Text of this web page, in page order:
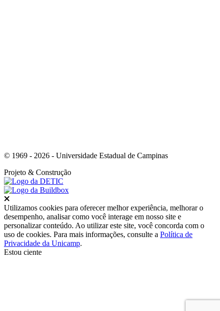
© 1969 - 2026 - Universidade Estadual de Campinas
Projeto & Construção
Utilizamos cookies para oferecer melhor experiência, melhorar o
desempenho, analisar como você interage em nosso site e
personalizar conteúdo. Ao utilizar este site, você concorda com o
uso de cookies. Para mais informações, consulte a Política de
Privacidade da Unicamp.
Estou ciente